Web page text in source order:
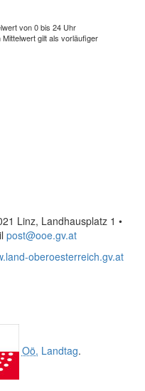
von 0 bis 24 Uhr
gilt als vorläufiger
Linz, Landhausplatz 1 •
post@ooe.gv.at
oberoesterreich.gv.at
Oö. Landtag.